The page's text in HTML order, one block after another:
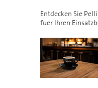
Entdecken Sie
fuer Ihren